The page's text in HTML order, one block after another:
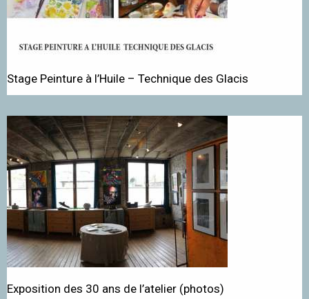
Stage Peinture à l’Huile – Technique des Glacis
Exposition des 30 ans de l’atelier (photos)